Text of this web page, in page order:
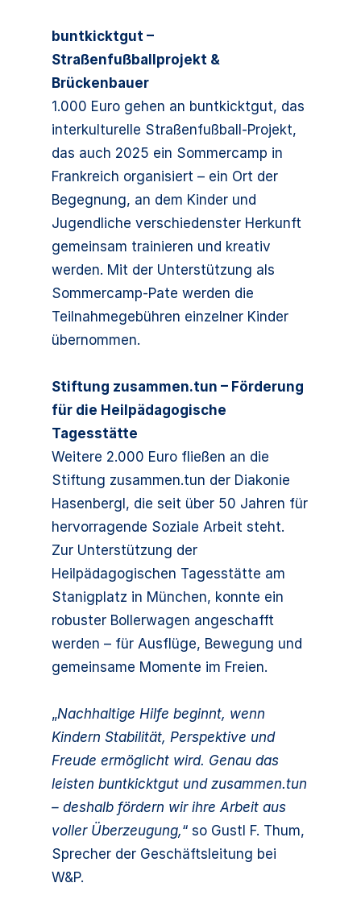
buntkicktgut –
Straßenfußballprojekt &
Brückenbauer
1.000 Euro gehen an buntkicktgut, das
interkulturelle Straßenfußball-Projekt,
das auch 2025 ein Sommercamp in
Frankreich organisiert – ein Ort der
Begegnung, an dem Kinder und
Jugendliche verschiedenster Herkunft
gemeinsam trainieren und kreativ
werden. Mit der Unterstützung als
Sommercamp-Pate werden die
Teilnahmegebühren einzelner Kinder
übernommen.
Stiftung zusammen.tun – Förderung
für die Heilpädagogische
Tagesstätte
Weitere 2.000 Euro fließen an die
Stiftung zusammen.tun der Diakonie
Hasenbergl, die seit über 50 Jahren für
hervorragende Soziale Arbeit steht.
Zur Unterstützung der
Heilpädagogischen Tagesstätte am
Stanigplatz in München, konnte ein
robuster Bollerwagen angeschafft
werden – für Ausflüge, Bewegung und
gemeinsame Momente im Freien.
„Nachhaltige Hilfe beginnt, wenn
Kindern Stabilität, Perspektive und
Freude ermöglicht wird. Genau das
leisten buntkicktgut und zusammen.tun
– deshalb fördern wir ihre Arbeit aus
voller Überzeugung,“ so Gustl F. Thum,
Sprecher der Geschäftsleitung bei
W&P.